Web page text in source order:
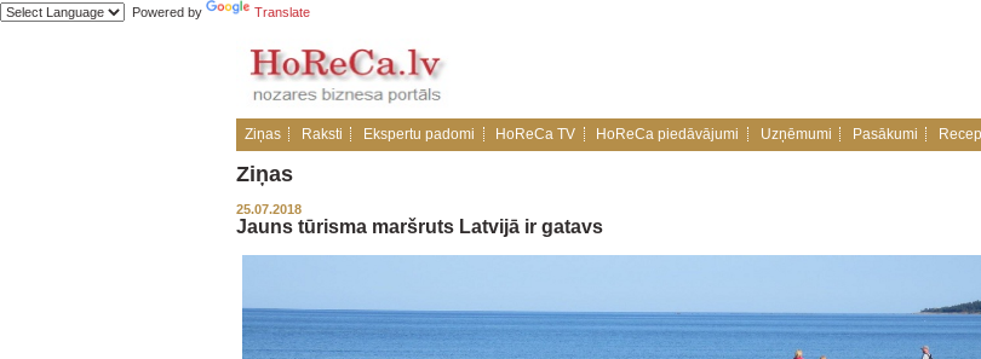
Powered by Translate
Ziņas Raksti Ekspertu padomi HoReCa TV HoReCa piedāvājumi Uzņēmumi Pasākumi
Ziņas
25.07.2018
Jauns tūrisma maršruts Latvijā ir gatavs